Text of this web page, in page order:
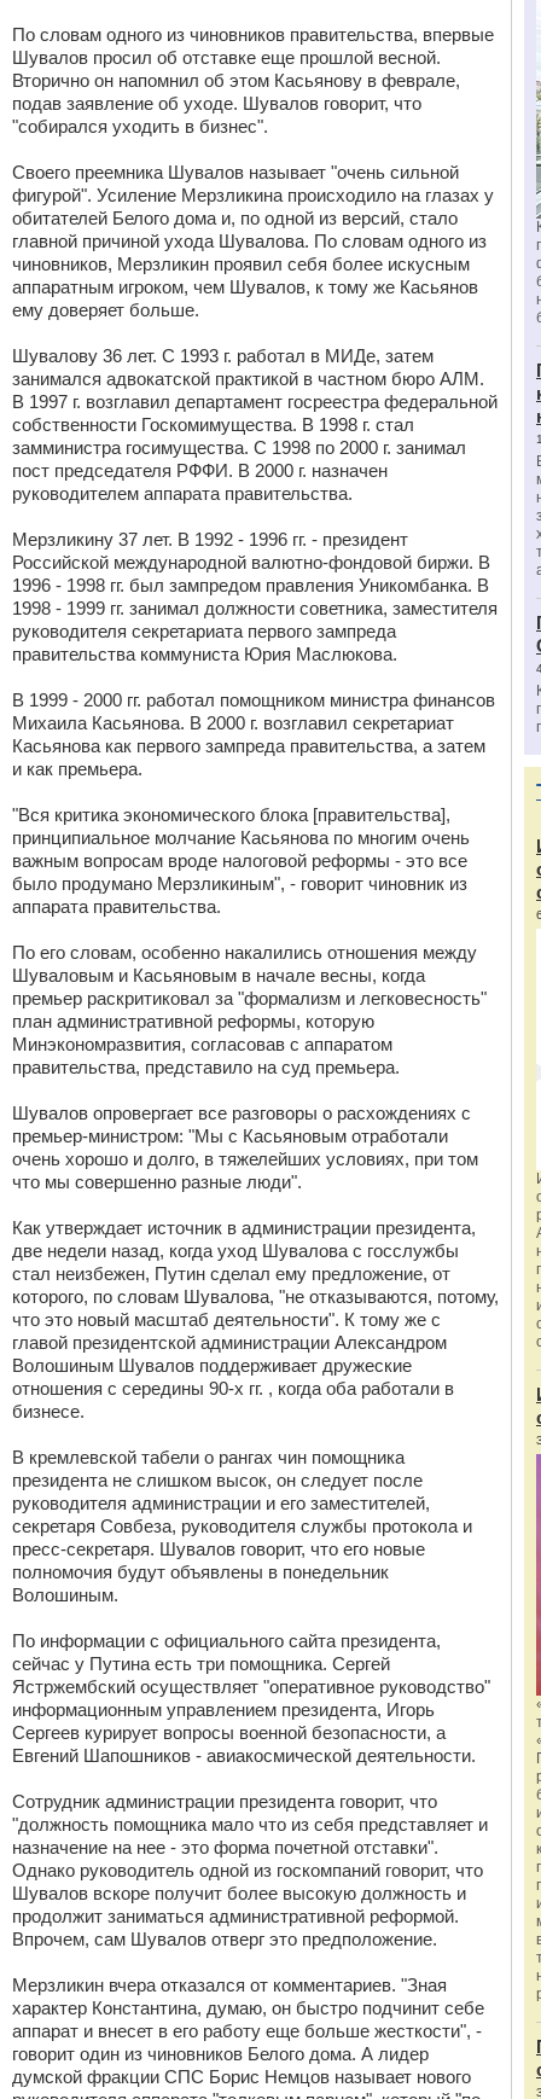
По словам одного из чиновников правительства, впервые
Шувалов просил об отставке еще прошлой весной.
Вторично он напомнил об этом Касьянову в феврале,
подав заявление об уходе. Шувалов говорит, что
"собирался уходить в бизнес".
Своего преемника Шувалов называет "очень сильной
фигурой". Усиление Мерзликина происходило на глазах у
обитателей Белого дома и, по одной из версий, стало
главной причиной ухода Шувалова. По словам одного из
чиновников, Мерзликин проявил себя более искусным
аппаратным игроком, чем Шувалов, к тому же Касьянов
ему доверяет больше.
Шувалову 36 лет. С 1993 г. работал в МИДе, затем
занимался адвокатской практикой в частном бюро АЛМ.
В 1997 г. возглавил департамент госреестра федеральной
собственности Госкомимущества. В 1998 г. стал
замминистра госимущества. С 1998 по 2000 г. занимал
пост председателя РФФИ. В 2000 г. назначен
руководителем аппарата правительства.
Мерзликину 37 лет. В 1992 - 1996 гг. - президент
Российской международной валютно-фондовой биржи. В
1996 - 1998 гг. был зампредом правления Уникомбанка. В
1998 - 1999 гг. занимал должности советника, заместителя
руководителя секретариата первого зампреда
правительства коммуниста Юрия Маслюкова.
В 1999 - 2000 гг. работал помощником министра финансов
Михаила Касьянова. В 2000 г. возглавил секретариат
Касьянова как первого зампреда правительства, а затем
и как премьера.
"Вся критика экономического блока [правительства],
принципиальное молчание Касьянова по многим очень
важным вопросам вроде налоговой реформы - это все
было продумано Мерзликиным", - говорит чиновник из
аппарата правительства.
По его словам, особенно накалились отношения между
Шуваловым и Касьяновым в начале весны, когда
премьер раскритиковал за "формализм и легковесность"
план административной реформы, которую
Минэкономразвития, согласовав с аппаратом
правительства, представило на суд премьера.
Шувалов опровергает все разговоры о расхождениях с
премьер-министром: "Мы с Касьяновым отработали
очень хорошо и долго, в тяжелейших условиях, при том
что мы совершенно разные люди".
Как утверждает источник в администрации президента,
две недели назад, когда уход Шувалова с госслужбы
стал неизбежен, Путин сделал ему предложение, от
которого, по словам Шувалова, "не отказываются, потому,
что это новый масштаб деятельности". К тому же с
главой президентской администрации Александром
Волошиным Шувалов поддерживает дружеские
отношения с середины 90-х гг. , когда оба работали в
бизнесе.
В кремлевской табели о рангах чин помощника
президента не слишком высок, он следует после
руководителя администрации и его заместителей,
секретаря Совбеза, руководителя службы протокола и
пресс-секретаря. Шувалов говорит, что его новые
полномочия будут объявлены в понедельник
Волошиным.
По информации с официального сайта президента,
сейчас у Путина есть три помощника. Сергей
Ястржембский осуществляет "оперативное руководство"
информационным управлением президента, Игорь
Сергеев курирует вопросы военной безопасности, а
Евгений Шапошников - авиакосмической деятельности.
Сотрудник администрации президента говорит, что
"должность помощника мало что из себя представляет и
назначение на нее - это форма почетной отставки".
Однако руководитель одной из госкомпаний говорит, что
Шувалов вскоре получит более высокую должность и
продолжит заниматься административной реформой.
Впрочем, сам Шувалов отверг это предположение.
Мерзликин вчера отказался от комментариев. "Зная
характер Константина, думаю, он быстро подчинит себе
аппарат и внесет в его работу еще больше жесткости", -
говорит один из чиновников Белого дома. А лидер
думской фракции СПС Борис Немцов называет нового